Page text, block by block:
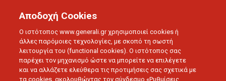
Αποδοχή Cookies
Ο ιστότοπος www.generali.gr χρησιμοποιεί cookies ή
άλλες παρόμοιες τεχνολογίες, με σκοπό τη σωστή
λειτουργία του (functional cookies). Ο ιστότοπος σας
παρέχει τον μηχανισμό ώστε να μπορείτε να επιλέγετε
και να αλλάζετε ελεύθερα τις προτιμήσεις σας σχετικά με
τα cookies, ακολουθώντας τον σύνδεσμο «Ρυθμίσεις